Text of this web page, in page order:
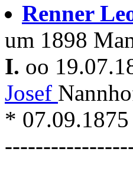
Renner
um 1898
I. oo
Josef
*